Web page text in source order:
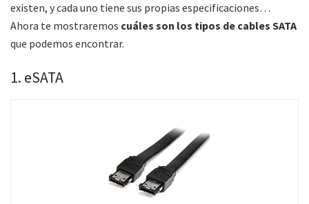
existen, y cada uno tiene sus propias especificaciones…
Ahora te mostraremos cuáles son los tipos de cables SATA
que podemos encontrar.
1. eSATA